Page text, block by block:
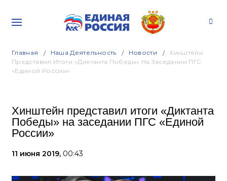
Главная Наша Деятельность Новости
Хинштейн
Представил Итоги «Диктанта Победы» На Заседании ПГС
«Единой России»
Хинштейн представил итоги «Диктанта
Победы» на заседании ПГС «Единой
России»
11 июня 2019, 00:43